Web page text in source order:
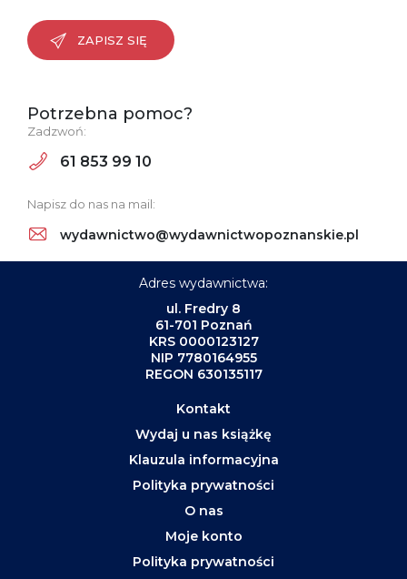
ZAPISZ SIĘ
Potrzebna pomoc?
Zadzwoń:
61 853 99 10
Napisz do nas na mail:
wydawnictwo@wydawnictwopoznanskie.pl
Adres wydawnictwa:
ul. Fredry 8
61-701 Poznań
KRS 0000123127
NIP 7780164955
REGON 630135117
Kontakt
Wydaj u nas książkę
Klauzula informacyjna
Polityka prywatności
O nas
Moje konto
Polityka prywatności